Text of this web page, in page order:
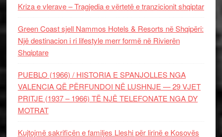
Kriza e vlerave – Tragjedia e vërtetë e tranzicionit shqiptar
Green Coast sjell Nammos Hotels & Resorts në Shqipëri:
Një destinacion i ri lifestyle merr formë në Rivierën
Shqiptare
PUEBLO (1966) / HISTORIA E SPANJOLLES NGA
VALENCIA QË PËRFUNDOI NË LUSHNJE — 29 VJET
PRITJE (1937 – 1966) TË NJË TELEFONATE NGA DY
MOTRAT
Kujtojmë sakrificën e familjes Lleshi për lirinë e Kosovës